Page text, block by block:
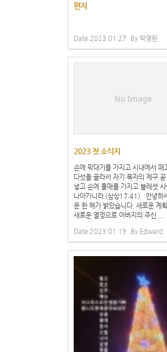
편지
Date 2023.01.27 By 박영완
No Image
2023 첫 소식지
손에 막대기를 가지고 시내에서 매
다섯을 골라서 자기 목자의 제구 곧
넣고 손에 물매를 가지고 블레셋
나아가니라 (삼상17:41) 안녕하
운 한 해가 밝았습니다. 새로운 계
새로운 열정으로 아버지의 주신 ...
Date 2023.01.19 By Edward